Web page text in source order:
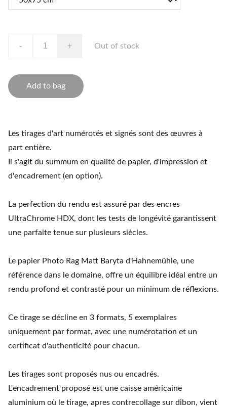
- + Out of stock
Add to bag
Les tirages d'art numérotés et signés sont des œuvres à
part entière.
Il s'agit du summum en qualité de papier, d'impression et
d'encadrement (en option).
La perfection du rendu est assuré par des encres
UltraChrome HDX, dont les tests de longévité garantissent
une parfaite tenue sur plusieurs siècles.
Le papier Photo Rag Matt Baryta d'Hahnemühle, une
référence dans le domaine, offre un équilibre idéal entre un
rendu profond et contrasté pour un minimum de réflexions.
Ce tirage se décline en 3 formats, 5 exemplaires
uniquement par format, avec une numérotation et un
certificat d'authenticité pour chacun.
Les tirages sont proposés nus ou encadrés.
L'encadrement proposé est une caisse américaine
aluminium où le tirage, apres contrecollage sur dibon, vient